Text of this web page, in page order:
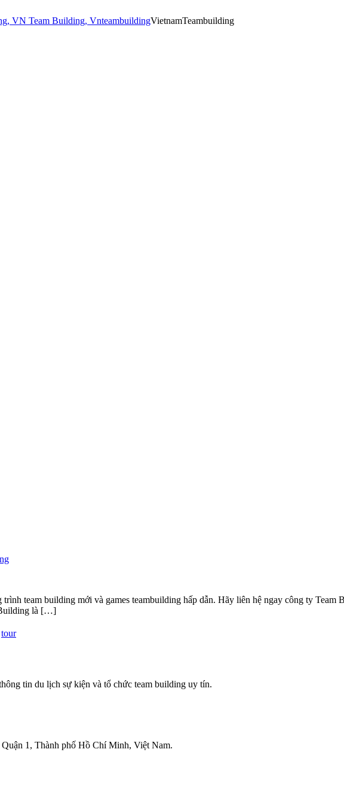
VietnamTeambuilding
team building mới và games teambuilding hấp dẫn. Hãy liên hệ ngay công ty
Building là […]
tour
tin du lịch sự kiện và tổ chức team building uy tín.
1, Thành phố Hồ Chí Minh, Việt Nam.